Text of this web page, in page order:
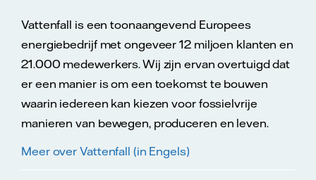
Vattenfall is een toonaangevend Europees
energiebedrijf met ongeveer 12 miljoen klanten en
21.000 medewerkers. Wij zijn ervan overtuigd dat
er een manier is om een toekomst te bouwen
waarin iedereen kan kiezen voor fossielvrije
manieren van bewegen, produceren en leven.
Meer over Vattenfall (in Engels)